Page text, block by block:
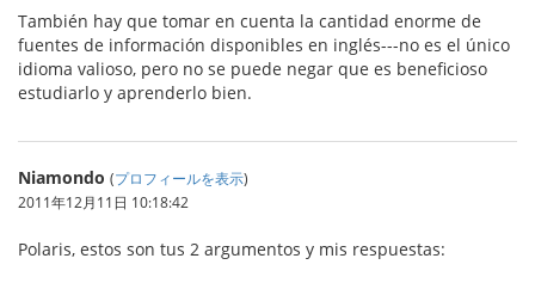
También hay que tomar en cuenta la cantidad enorme de
fuentes de información disponibles en inglés---no es el único
idioma valioso, pero no se puede negar que es beneficioso
estudiarlo y aprenderlo bien.
Niamondo (プロフィールを表示)
2011年12月11日 10:18:42
Polaris, estos son tus 2 argumentos y mis respuestas: